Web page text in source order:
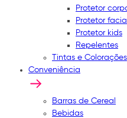
Protetor
Protetor facial
Protetor kids
Repelentes
Tintas e Colorações
Conveniência
Barras de Cereal
Bebidas